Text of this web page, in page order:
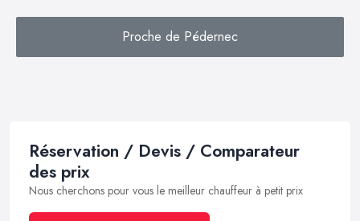
Proche de Pédernec
Réservation / Devis / Comparateur
des prix
Nous cherchons pour vous le meilleur chauffeur à petit prix